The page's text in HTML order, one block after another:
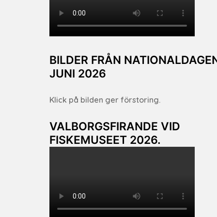
BILDER FRÅN
JUNI 2026
Klick på bilden ger förstoring.
VALBORGSFIRANDE VID
FISKEMUSEET 2026.